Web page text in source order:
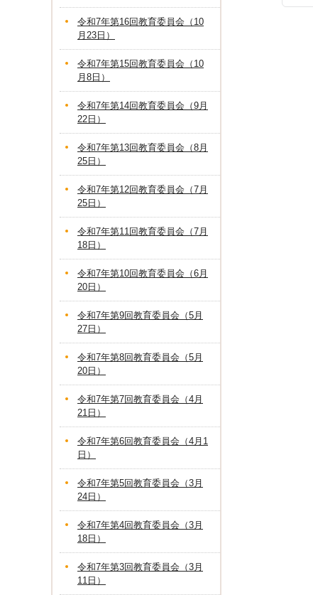
令和7年第16回教育委員会（10
月23日）
令和7年第15回教育委員会（10
月8日）
令和7年第14回教育委員会（9月
22日）
令和7年第13回教育委員会（8月
25日）
令和7年第12回教育委員会（7月
25日）
令和7年第11回教育委員会（7月
18日）
令和7年第10回教育委員会（6月
20日）
令和7年第9回教育委員会（5月
27日）
令和7年第8回教育委員会（5月
20日）
令和7年第7回教育委員会（4月
21日）
令和7年第6回教育委員会（4月1
日）
令和7年第5回教育委員会（3月
24日）
令和7年第4回教育委員会（3月
18日）
令和7年第3回教育委員会（3月
11日）